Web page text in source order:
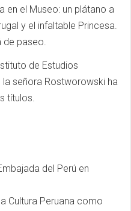
en el Museo: un plátano a
y el infaltable Princesa.
de paseo.
de Estudios
la señora Rostworowski ha
títulos.
del Perú en
Cultura Peruana como